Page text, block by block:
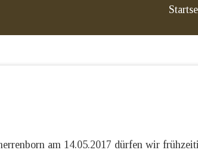
am 14.05.2017 dürfen wir